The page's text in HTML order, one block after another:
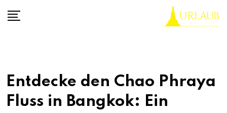
Entdecke den Chao Phraya
Fluss in Bangkok: Ein